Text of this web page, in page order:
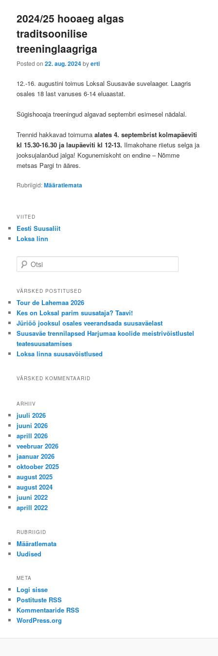
2024/25 hooaeg algas
traditsoonilise
treeninglaagriga
Posted on22. aug. 2024byerti
12.-16. augustini toimus Loksal Suusaväe suvelaager. Laagris
osales 18 last vanuses 6-14 eluaastat.
Sügishooaja treeningud algavad septembri esimesel nädalal.
Trennid hakkavad toimumaalates 4. septembrist kolmapäeviti
kl 15.30-16.30 ja laupäeviti kl 12-13. Ilmakohane riietus selga ja
jooksujalanõud jalga! Kogunemiskoht on endine – Nõmme
metsas Pargi tn ääres.
Rubriigid:Määratlemata
VIITED
Eesti Suusaliit
Loksa linn
t
iVÄRSKED POSTITUSED
Tour de Lahemaa 2026
Kes on Loksal parim suusataja? Taavi!
Jüriöö jooksul osales veerandsada suusaväelast
Suusaväe trennilapsed Harjumaa koolide meistrivõistlustel
teatesuusatamises
Loksa linna suusavõistlused
VÄRSKED KOMMENTAARID
ARHIIV
juuli 2026
juuni 2026
aprill 2026
veebruar 2026
jaanuar 2026
oktoober 2025
august 2025
august 2024
juuni 2022
aprill 2022
RUBRIIGID
Määratlemata
Uudised
META
Logi sisse
Postituste RSS
Kommentaaride RSS
WordPress.org